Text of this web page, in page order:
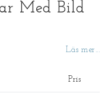
Med Bild
Läs mer...
Pris